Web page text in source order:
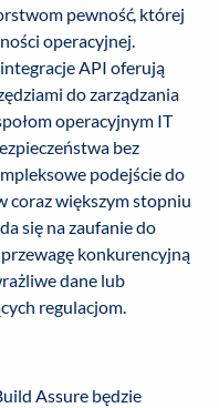
pewność, której
operacyjnej.
API oferują
do zarządzania
operacyjnym IT
bez
podejście do
coraz większym stopniu
się na zaufanie do
konkurencyjną
dane lub
regulacjom.
Assure będzie